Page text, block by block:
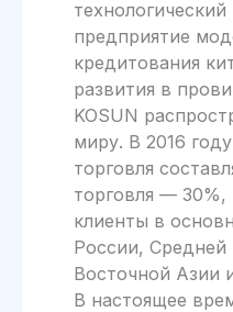
предприятие
кредитования
развития в
KOSUN
миру. В 2016
торговля
торговля —
клиенты в
России,
Восточной Азии
В настоящее